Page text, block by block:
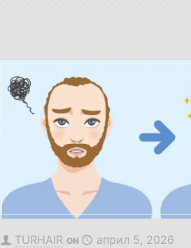
TURHAIR ON април 5, 2026